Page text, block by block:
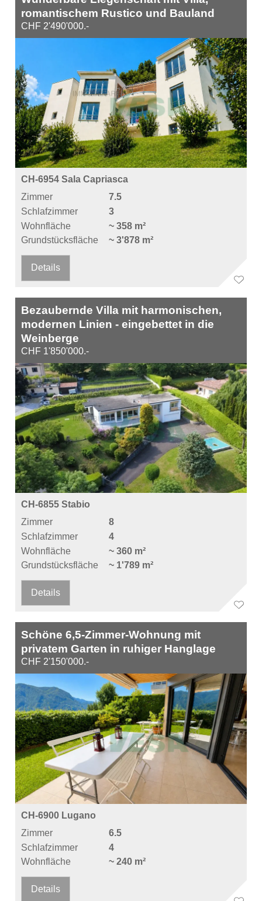
romantischem Rustico und Bauland
CHF 2'490'000.-
CH-6954 Sala Capriasca
Zimmer
7.5
Schlafzimmer
3
Wohnfläche
~ 358 m²
Grundstücksfläche
~ 3'878 m²
Details
Bezaubernde Villa mit harmonischen,
modernen Linien - eingebettet in die
Weinberge
CHF 1'850'000.-
CH-6855 Stabio
Zimmer
8
Schlafzimmer
4
Wohnfläche
~ 360 m²
Grundstücksfläche
~ 1'789 m²
Details
Schöne 6,5-Zimmer-Wohnung mit
privatem Garten in ruhiger Hanglage
CHF 2'150'000.-
CH-6900 Lugano
Zimmer
6.5
Schlafzimmer
4
Wohnfläche
~ 240 m²
Details